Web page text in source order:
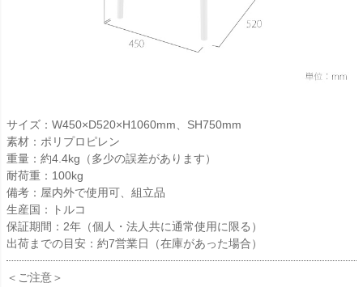
サイズ：W450×D520×H1060mm、SH750mm
素材：ポリプロピレン
重量：約4.4kg（多少の誤差があります）
耐荷重：100kg
備考：屋内外で使用可、組立品
生産国：トルコ
保証期間：2年（個人・法人共に通常使用に限る）
出荷までの目安：約7営業日（在庫があった場合）
＜ご注意＞